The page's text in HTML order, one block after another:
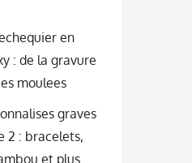
en
: de la gravure
moulees
graves
2 : bracelets,
et plus